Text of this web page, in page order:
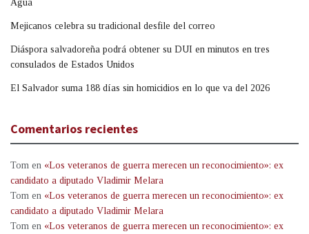
Agua
Mejicanos celebra su tradicional desfile del correo
Diáspora salvadoreña podrá obtener su DUI en minutos en tres
consulados de Estados Unidos
El Salvador suma 188 días sin homicidios en lo que va del 2026
Comentarios recientes
Tom en «Los veteranos de guerra merecen un reconocimiento»: ex
candidato a diputado Vladimir Melara
Tom en «Los veteranos de guerra merecen un reconocimiento»: ex
candidato a diputado Vladimir Melara
Tom en «Los veteranos de guerra merecen un reconocimiento»: ex